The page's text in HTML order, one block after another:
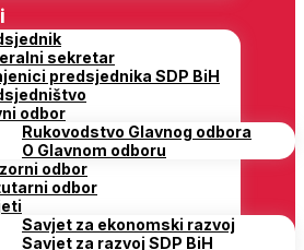
sekretar
predsjednika SDP BiH
odbor
Rukovodstvo Glavnog odbora
O Glavnom odboru
odbor
odbor
Savjet za ekonomski razvoj
Savjet za razvoj SDP BiH